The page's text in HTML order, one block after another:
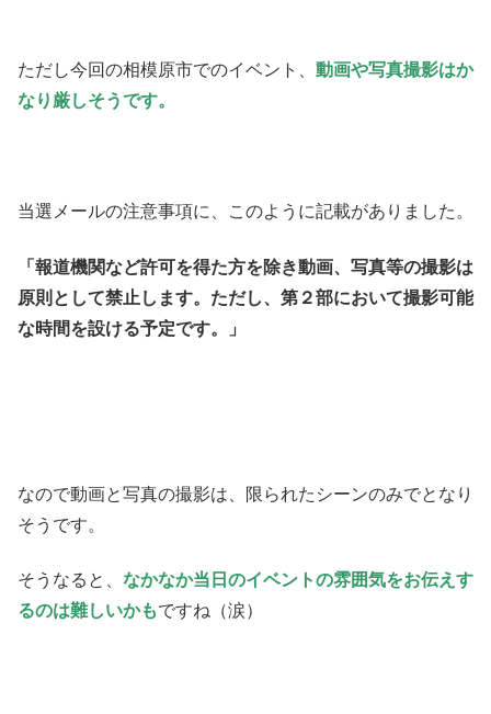
ただし今回の相模原市でのイベント、 動画や写真撮影はか
なり厳しそうです。
当選メールの注意事項に、このように記載がありました。
「報道機関など許可を得た方を除き動画、 写真等の撮影は
原則として禁止します。ただし、 第２部において撮影可能
な時間を設ける予定です。」
なので動画と写真の撮影は、限られたシーンのみでとなり
そうです。
そうなると、 なかなか当日のイベントの雰囲気をお伝えす
るのは難しいかもですね（涙）